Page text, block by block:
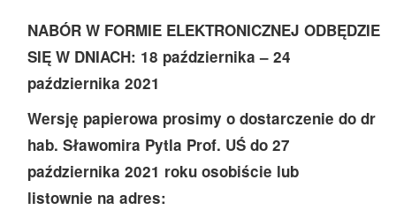
NABÓR W FORMIE ELEKTRONICZNEJ ODBĘDZIE
SIĘ W DNIACH: 18 października – 24
października 2021
Wersję papierowa prosimy o dostarczenie do dr
hab. Sławomira Pytla Prof. UŚ do 27
października 2021 roku osobiście lub
listownie na adres: